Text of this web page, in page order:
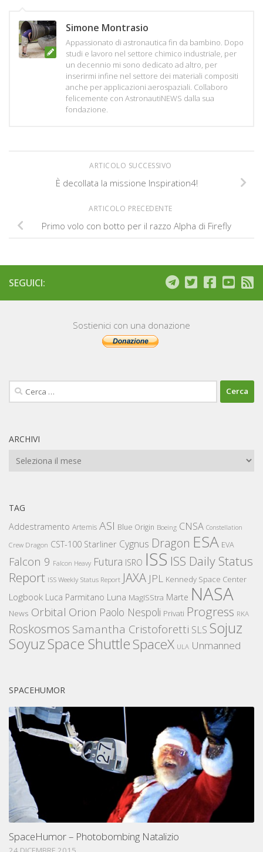
Simone Montrasio
Appassionato di astronautica fin da bambino. Dopo
studi e lavoro nel settore chimico industriale, per
un decennio mi sono dedicato ad altro, per
inserirmi infine nel settore dei materiali compositi
anche per applicazioni aerospaziali. Collaboro
felicemente con AstronautiNEWS dalla sua
fondazione.
ARTICOLO SUCCESSIVO
È decollata la missione Inspiration4!
ARTICOLO PRECEDENTE
Primo volo con botto per il razzo Alpha di Firefly
SEGUICI:
Sostienici con una donazione
Ricerca
per:
ARCHIVI
Archivi
TAG
Addestramento Artemis ASI Blue Origin Boeing CNSA Constellation
Crew Dragon CST-100 Starliner Cygnus Dragon ESA EVA
Falcon 9 Falcon Heavy Futura ISRO ISS ISS Daily Status
Report ISS Weekly Status Report JAXA JPL Kennedy Space Center
Logbook Luca Parmitano Luna MagISStra Marte NASA
News Orbital Orion Paolo Nespoli Privati Progress RKA
Roskosmos Samantha Cristoforetti SLS Sojuz
SoyuzSpace ShuttleSpaceX ULA Unmanned
SPACEHUMOR
SpaceHumor – Photobombing Natalizio